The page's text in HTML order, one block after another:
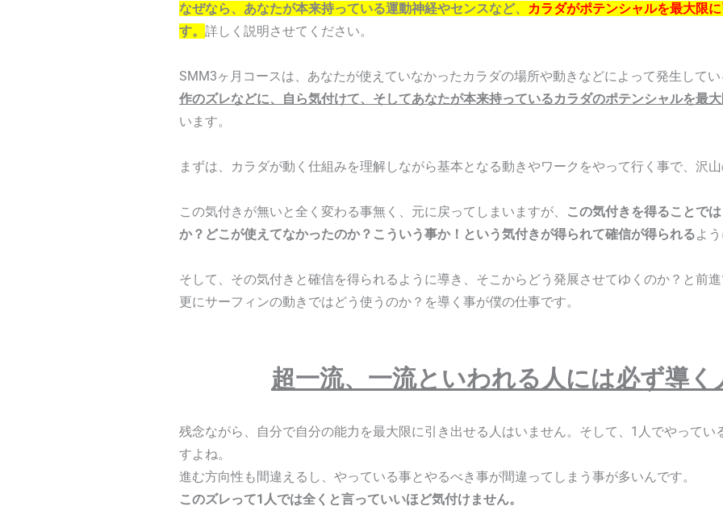
なぜなら、あなたが本来持っている運動神経やセンスなど、 カラダがポテンシャルを最大限
す。 詳しく説明させてください。
SMM3ヶ月コースは、あなたが使えていなかったカラダの場所や動きなどによって発生してい
作のズレなどに、自ら気付けて、そしてあなたが本来持っているカラダのポテンシャルを最
います。
まずは、カラダが動く仕組みを理解しながら基本となる動きやワークをやって行く事で、沢山
この気付きが無いと全く変わる事無く、元に戻ってしまいますが、
この気付きを得ることで
か？どこが使えてなかったのか？こういう事か！という気付きが得られて確信が得られるよ
そして、その気付きと確信を得られるように導き、そこからどう発展させてゆくのか？と前進
更にサーフィンの動きではどう使うのか？を導く事が僕の仕事です。
超一流、一流といわれる人には必ず導く
残念ながら、自分で自分の能力を最大限に引き出せる人はいません。そして、1人でやってい
すよね。
進む方向性も間違えるし、やっている事とやるべき事が間違ってしまう事が多いんです。
このズレって1人では全くと言っていいほど気付けません。